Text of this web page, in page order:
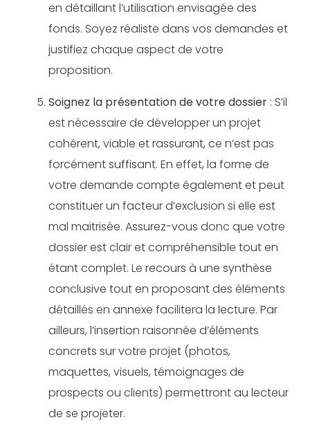
en détaillant l’utilisation envisagée des
fonds. Soyez réaliste dans vos demandes et
justifiez chaque aspect de votre
proposition.
Soignez la présentation de votre dossier : S’il
est nécessaire de développer un projet
cohérent, viable et rassurant, ce n’est pas
forcément suffisant. En effet, la forme de
votre demande compte également et peut
constituer un facteur d’exclusion si elle est
mal maitrisée. Assurez-vous donc que votre
dossier est clair et compréhensible tout en
étant complet. Le recours à une synthèse
conclusive tout en proposant des éléments
détaillés en annexe facilitera la lecture. Par
ailleurs, l’insertion raisonnée d’éléments
concrets sur votre projet (photos,
maquettes, visuels, témoignages de
prospects ou clients) permettront au lecteur
de se projeter.